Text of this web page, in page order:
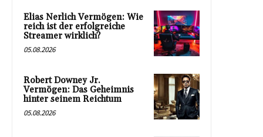
Elias Nerlich Vermögen: Wie
reich ist der erfolgreiche
Streamer wirklich?
05.08.2026
Robert Downey Jr.
Vermögen: Das Geheimnis
hinter seinem Reichtum
05.08.2026